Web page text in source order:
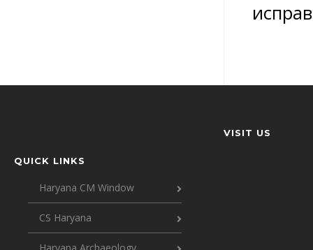
QUICK LINKS
Haryana CM Window
CS Haryana
VISIT US